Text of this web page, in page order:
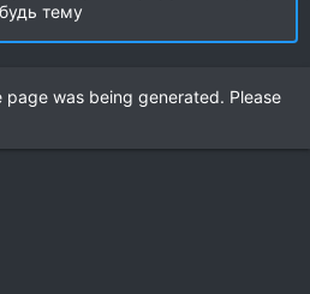
тему
page was being generated. Please